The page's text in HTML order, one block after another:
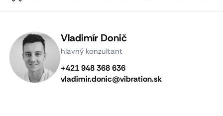
Vladimír Donič
hlavný konzultant
+421 948 368 636
vladimir.donic@vibration.sk